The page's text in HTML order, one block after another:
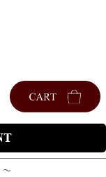
〜